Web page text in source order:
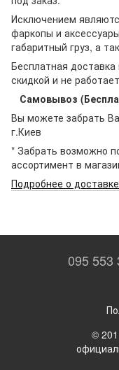
Исключением
фаркопы и
габаритный груз, а
Бесплатная
скидкой и не
Самовывоз
Вы можете забрать
г.Киев
* Забрать возможно
ассортимент в
Подробнее о доставке
095 553
©